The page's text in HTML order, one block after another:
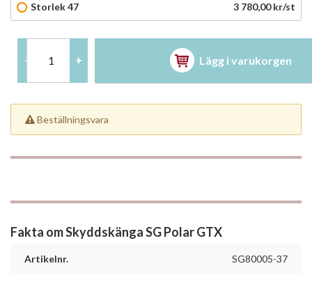
Storlek 47 3 780,00 kr/st
- + Lägg i varukorgen
Beställningsvara
Fakta om Skyddskänga SG Polar GTX
Artikelnr. SG80005-37